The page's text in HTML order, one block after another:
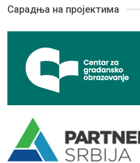
Сарадња на пројектима